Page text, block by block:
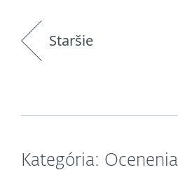
Staršie
Kategória: Ocenenia